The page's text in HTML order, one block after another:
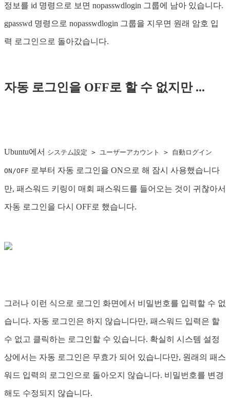
정보를 id 명령으로 보면 nopasswdlogin 그룹에 남아 있습니다.
gpasswd 명령으로 nopasswdlogin 그룹을 지우면 원래 암호 입
력 로그인으로 돌아갔습니다.
자동 로그인을 OFF로 할 수 없지만 ...
Ubuntu에서 システム設定 > ユーザーアカウント > 自動ログイン
ON/OFF 로부터 자동 로그인을 ON으로 해 잠시 사용했습니다
만, 패스워드 키링이 매회 패스워드를 들어오는 것이 귀찮아서
자동 로그인을 다시 OFF로 했습니다.
그러나 이런 식으로 로그인 화면에서 비밀번호를 입력할 수 없
습니다. 자동 로그인은 하지 않습니다만, 패스워드 입력은 할
수 없고 클릭하는 로그인할 수 있습니다. 확실히 시스템 설정
상에서는 자동 로그인은 무효가 되어 있습니다만, 원래의 패스
워드 입력의 로그인으로 돌아오지 않습니다. 비밀번호를 변경
해도 수정되지 않습니다.